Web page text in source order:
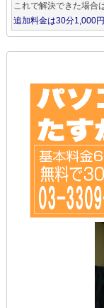
これで解決できた場合
追加料金は30分1,000円